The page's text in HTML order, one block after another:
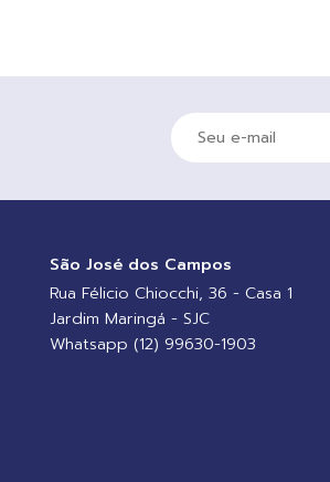
São José dos Campos
Rua Félicio Chiocchi, 36 - Casa 1
Jardim Maringá - SJC
Whatsapp (12) 99630-1903